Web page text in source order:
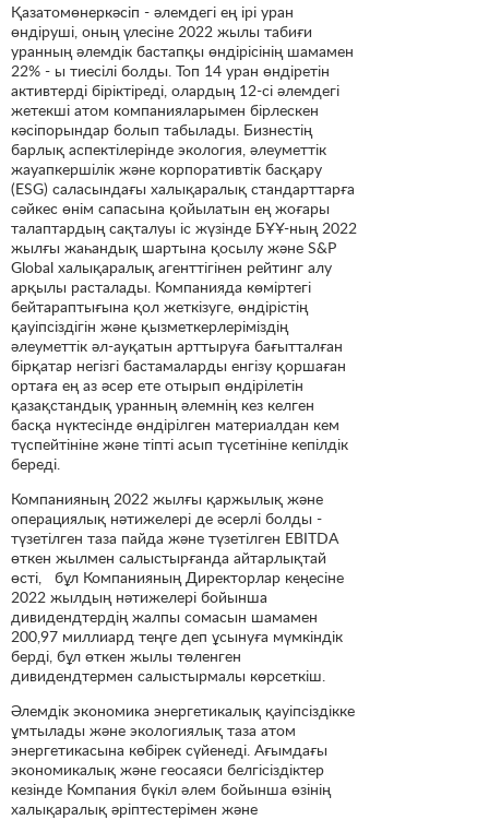
Қазатомөнеркәсіп - әлемдегі ең ірі уран
өндіруші, оның үлесіне 2022 жылы табиғи
уранның әлемдік бастапқы өндірісінің шамамен
22% - ы тиесілі болды. Топ 14 уран өндіретін
активтерді біріктіреді, олардың 12-сі әлемдегі
жетекші атом компанияларымен бірлескен
кәсіпорындар болып табылады. Бизнестің
барлық аспектілерінде экология, әлеуметтік
жауапкершілік және корпоративтік басқару
(ESG) саласындағы халықаралық стандарттарға
сәйкес өнім сапасына қойылатын ең жоғары
талаптардың сақталуы іс жүзінде БҰҰ-ның 2022
жылғы жаһандық шартына қосылу және S&P
Global халықаралық агенттігінен рейтинг алу
арқылы расталады. Компанияда көміртегі
бейтараптығына қол жеткізуге, өндірістің
қауіпсіздігін және қызметкерлеріміздің
әлеуметтік әл-ауқатын арттыруға бағытталған
бірқатар негізгі бастамаларды енгізу қоршаған
ортаға ең аз әсер ете отырып өндірілетін
қазақстандық уранның әлемнің кез келген
басқа нүктесінде өндірілген материалдан кем
түспейтініне және тіпті асып түсетініне кепілдік
береді.
Компанияның 2022 жылғы қаржылық және
операциялық нәтижелері де әсерлі болды -
түзетілген таза пайда және түзетілген EBITDA
өткен жылмен салыстырғанда айтарлықтай
өсті, бұл Компанияның Директорлар кеңесіне
2022 жылдың нәтижелері бойынша
дивидендтердің жалпы сомасын шамамен
200,97 миллиард теңге деп ұсынуға мүмкіндік
берді, бұл өткен жылы төленген
дивидендтермен салыстырмалы көрсеткіш.
Әлемдік экономика энергетикалық қауіпсіздікке
ұмтылады және экологиялық таза атом
энергетикасына көбірек сүйенеді. Ағымдағы
экономикалық және геосаяси белгісіздіктер
кезінде Компания бүкіл әлем бойынша өзінің
халықаралық әріптестерімен және